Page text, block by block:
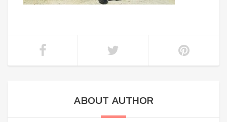
ABOUT AUTHOR